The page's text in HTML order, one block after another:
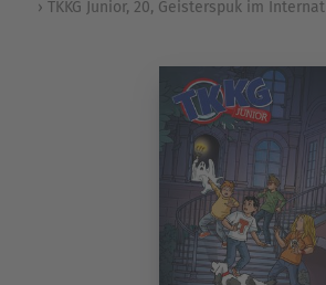
TKKG Junior, 20, Geisterspuk im Internat